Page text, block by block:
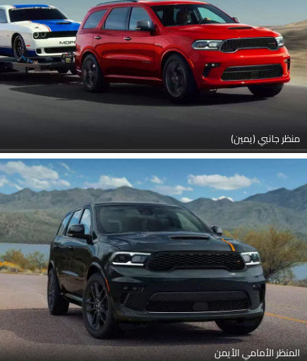
منظر جانبي (يمين)
المنظر الأمامي الأيمن